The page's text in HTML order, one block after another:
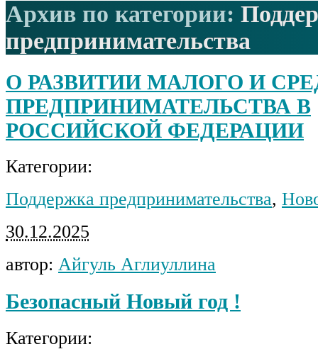
Архив по категории:
предпринимательства
О РАЗВИТИИ МАЛОГО И
ПРЕДПРИНИМАТЕЛЬСТВА В
РОССИЙСКОЙ ФЕДЕРАЦИИ
Категории:
Поддержка предпринимательства,
30.12.2025
автор: Айгуль Аглиуллина
Безопасный Новый год !
Категории: